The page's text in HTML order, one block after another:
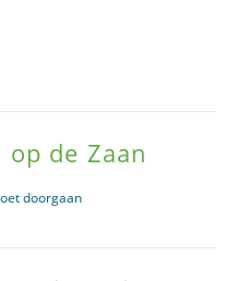
de Zaan
doorgaan